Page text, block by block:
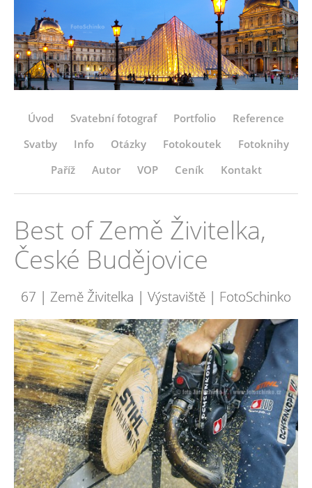
Úvod Svatební fotograf Portfolio
Reference
Svatby
Info Otázky Fotokoutek
Fotoknihy
Paříž
Autor VOP Ceník Kontakt
Best of Země Živitelka,
České Budějovice
67 | Země Živitelka | Výstaviště | FotoSchinko